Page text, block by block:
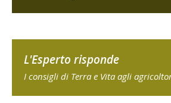
L'Esperto risponde
I consigli di Terra e Vita agli